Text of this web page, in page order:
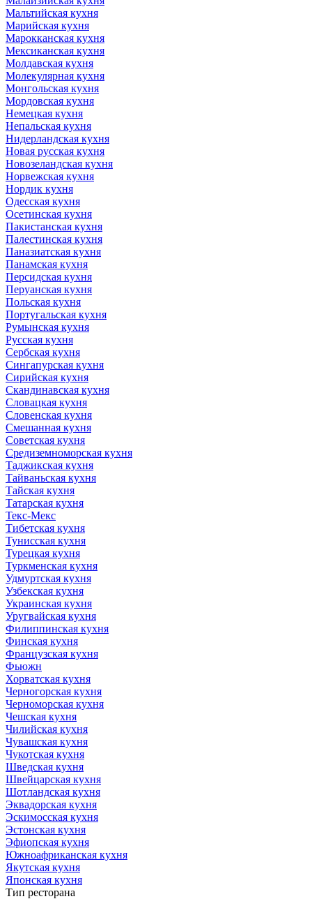
Мальтийская кухня
Марийская кухня
Марокканская кухня
Мексиканская кухня
Молдавская кухня
Молекулярная кухня
Монгольская кухня
Мордовская кухня
Немецкая кухня
Непальская кухня
Нидерландская кухня
Новая русская кухня
Новозеландская кухня
Норвежская кухня
Нордик кухня
Одесская кухня
Осетинская кухня
Пакистанская кухня
Палестинская кухня
Паназиатская кухня
Панамская кухня
Персидская кухня
Перуанская кухня
Польская кухня
Португальская кухня
Румынская кухня
Русская кухня
Сербская кухня
Сингапурская кухня
Сирийская кухня
Скандинавская кухня
Словацкая кухня
Словенская кухня
Смешанная кухня
Советская кухня
Средиземноморская кухня
Таджикская кухня
Тайваньская кухня
Тайская кухня
Татарская кухня
Текс-Мекс
Тибетская кухня
Тунисская кухня
Турецкая кухня
Туркменская кухня
Удмуртская кухня
Узбекская кухня
Украинская кухня
Уругвайская кухня
Филиппинская кухня
Финская кухня
Французская кухня
Фьюжн
Хорватская кухня
Черногорская кухня
Черноморская кухня
Чешская кухня
Чилийская кухня
Чувашская кухня
Чукотская кухня
Шведская кухня
Швейцарская кухня
Шотландская кухня
Эквадорская кухня
Эскимосская кухня
Эстонская кухня
Эфиопская кухня
Южноафриканская кухня
Якутская кухня
Японская кухня
Тип ресторана